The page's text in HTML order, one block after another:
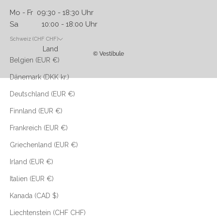
Mo - Fr 09:30 - 18:30 Uhr
Sa 10:00 - 18:00 Uhr
Schweiz (CHF CHF)
Land
Belgien (EUR €)
Dänemark (DKK kr.)
Deutschland (EUR €)
Finnland (EUR €)
Frankreich (EUR €)
Griechenland (EUR €)
Irland (EUR €)
Italien (EUR €)
Kanada (CAD $)
Liechtenstein (CHF CHF)
© Vestibule